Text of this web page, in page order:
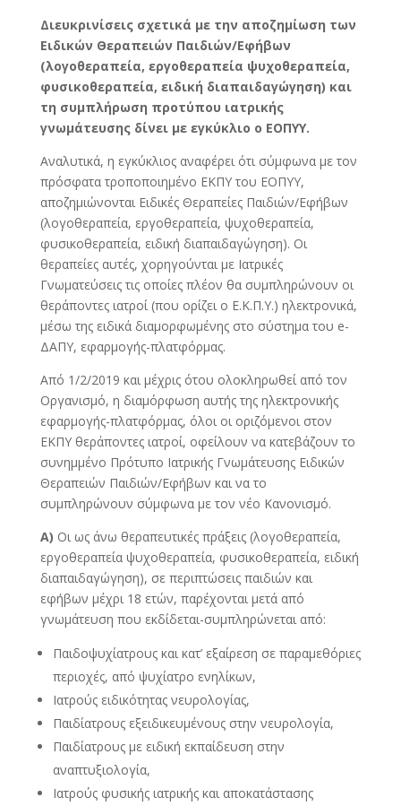
Διευκρινίσεις σχετικά με την αποζημίωση των
Ειδικών Θεραπειών Παιδιών/Εφήβων
(λογοθεραπεία, εργοθεραπεία ψυχοθεραπεία,
φυσικοθεραπεία, ειδική διαπαιδαγώγηση) και
τη συμπλήρωση προτύπου ιατρικής
γνωμάτευσης δίνει με εγκύκλιο ο ΕΟΠΥΥ.
Αναλυτικά, η εγκύκλιος αναφέρει ότι σύμφωνα με τον
πρόσφατα τροποποιημένο ΕΚΠΥ του ΕΟΠΥΥ,
αποζημιώνονται Ειδικές Θεραπείες Παιδιών/Εφήβων
(λογοθεραπεία, εργοθεραπεία, ψυχοθεραπεία,
φυσικοθεραπεία, ειδική διαπαιδαγώγηση). Οι
θεραπείες αυτές, χορηγούνται με Ιατρικές
Γνωματεύσεις τις οποίες πλέον θα συμπληρώνουν οι
θεράποντες ιατροί (που ορίζει ο Ε.Κ.Π.Υ.) ηλεκτρονικά,
μέσω της ειδικά διαμορφωμένης στο σύστημα του e-
ΔΑΠΥ, εφαρμογής-πλατφόρμας.
Από 1/2/2019 και μέχρις ότου ολοκληρωθεί από τον
Οργανισμό, η διαμόρφωση αυτής της ηλεκτρονικής
εφαρμογής-πλατφόρμας, όλοι οι οριζόμενοι στον
ΕΚΠΥ θεράποντες ιατροί, οφείλουν να κατεβάζουν το
συνημμένο Πρότυπο Ιατρικής Γνωμάτευσης Ειδικών
Θεραπειών Παιδιών/Εφήβων και να το
συμπληρώνουν σύμφωνα με τον νέο Κανονισμό.
Α) Οι ως άνω θεραπευτικές πράξεις (λογοθεραπεία,
εργοθεραπεία ψυχοθεραπεία, φυσικοθεραπεία, ειδική
διαπαιδαγώγηση), σε περιπτώσεις παιδιών και
εφήβων μέχρι 18 ετών, παρέχονται μετά από
γνωμάτευση που εκδίδεται-συμπληρώνεται από:
Παιδοψυχίατρους και κατ’ εξαίρεση σε παραμεθόριες
περιοχές, από ψυχίατρο ενηλίκων,
Ιατρούς ειδικότητας νευρολογίας,
Παιδίατρους εξειδικευμένους στην νευρολογία,
Παιδίατρους με ειδική εκπαίδευση στην
αναπτυξιολογία,
Ιατρούς φυσικής ιατρικής και αποκατάστασης